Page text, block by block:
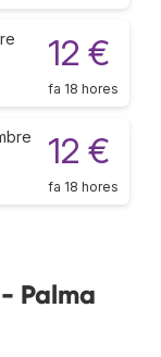
12 €
fa 18 hores
12 €
fa 18 hores
Palma